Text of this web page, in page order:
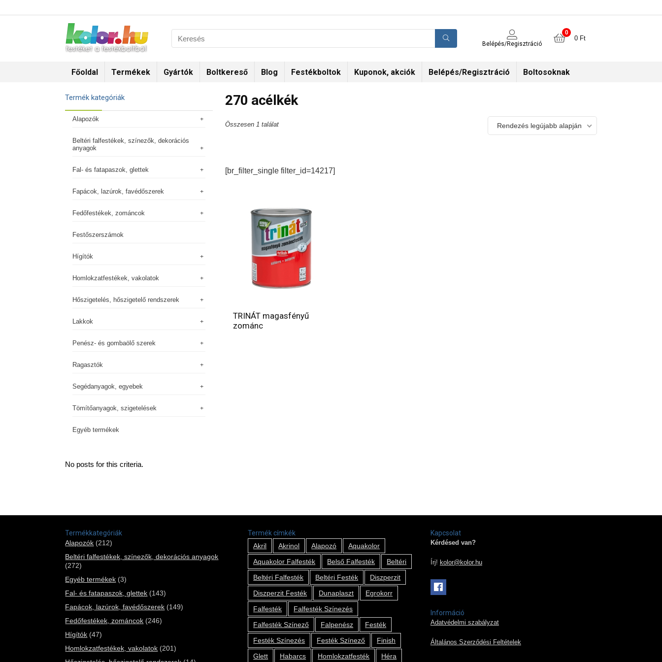
Belépés/Regisztráció
0
0 Ft
Főoldal Termékek Gyártók Boltkereső Blog Festékboltok Kuponok, akciók Belépés/Regisztráció Boltosoknak
270 acélkék
Összesen 1 találat Rendezés legújabb alapján
[br_filter_single filter_id=14217]
TRINÁT magasfényű
zománc
Termék kategóriák
Alapozók
Beltéri falfestékek, színezők, dekorációs
anyagok
Fal- és fatapaszok, glettek
Fapácok, lazúrok, favédőszerek
Fedőfestékek, zománcok
Festőszerszámok
Hígítók
Homlokzatfestékek, vakolatok
Hőszigetelés, hőszigetelő rendszerek
Lakkok
Penész- és gombaölő szerek
Ragasztók
Segédanyagok, egyebek
Tömítőanyagok, szigetelések
Egyéb termékek
No posts for this criteria.
Termékkategóriák
Alapozók (212)
Beltéri falfestékek, színezők, dekorációs anyagok
(272)
Egyéb termékek (3)
Fal- és fatapaszok, glettek (143)
Fapácok, lazúrok, favédőszerek (149)
Fedőfestékek, zománcok (246)
Hígítók (47)
Homlokzatfestékek, vakolatok (201)
Termék címkék
Akril
Akrinol Alapozó
Aquakolor
Aquakolor Falfesték
Belső Falfesték
Beltéri
Beltéri Falfesték
Beltéri Festék
Diszperzit
Diszperzit Festék
Dunaplaszt
Egrokorr
Falfesték
Falfesték Színezés
Falfesték Színező
Falpenész
Festék
Festék Színezés
Festék Színező
Finish
Glett
Habarcs Homlokzatfesték Héra
Kapcsolat
Kérdésed van?
Írj! kolor@kolor.hu
Információ
Adatvédelmi szabályzat
Általános Szerződési Feltételek